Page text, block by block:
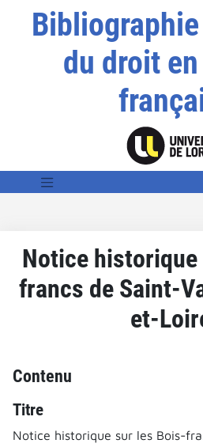
du droit
Notice
francs de Saint-
et-
Contenu
Titre
Notice historique sur les Bois-